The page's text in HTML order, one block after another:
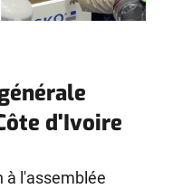
d'Ivoire
à l'assemblée